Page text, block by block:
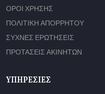
ΟΡΟΙ ΧΡΗΣΗΣ
ΠΟΛΙΤΙΚΗ ΑΠΟΡΡΗΤΟΥ
ΣΥΧΝΕΣ ΕΡΩΤΗΣΕΙΣ
ΠΡΟΤΑΣΕΙΣ ΑΚΙΝΗΤΩΝ
ΥΠΗΡΕΣΊΕΣ